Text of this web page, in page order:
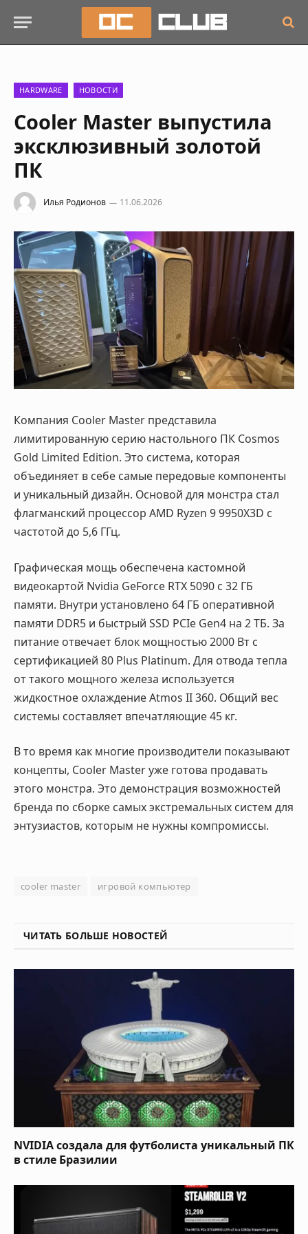
HARDWARE НОВОСТИ
Cooler Master выпустила
эксклюзивный золотой
ПК
Илья Родионов 11.06.2026
Компания Cooler Master представила
лимитированную серию настольного ПК Cosmos
Gold Limited Edition. Это система, которая
объединяет в себе самые передовые компоненты
и уникальный дизайн. Основой для монстра стал
флагманский процессор AMD Ryzen 9 9950X3D с
частотой до 5,6 ГГц.
Графическая мощь обеспечена кастомной
видеокартой Nvidia GeForce RTX 5090 с 32 ГБ
памяти. Внутри установлено 64 ГБ оперативной
памяти DDR5 и быстрый SSD PCIe Gen4 на 2 ТБ. За
питание отвечает блок мощностью 2000 Вт с
сертификацией 80 Plus Platinum. Для отвода тепла
от такого мощного железа используется
жидкостное охлаждение Atmos II 360. Общий вес
системы составляет впечатляющие 45 кг.
В то время как многие производители показывают
концепты, Cooler Master уже готова продавать
этого монстра. Это демонстрация возможностей
бренда по сборке самых экстремальных систем для
энтузиастов, которым не нужны компромиссы.
cooler master игровой компьютер
ЧИТАТЬ БОЛЬШЕ НОВОСТЕЙ
NVIDIA создала для футболиста уникальный ПК
в стиле Бразилии